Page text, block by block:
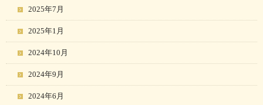
2025年7月
2025年1月
2024年10月
2024年9月
2024年6月